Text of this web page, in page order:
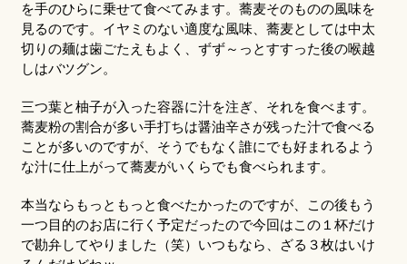
を手のひらに乗せて食べてみます。蕎麦そのものの風味を
見るのです。イヤミのない適度な風味、蕎麦としては中太
切りの麺は歯ごたえもよく、ずず～っとすすった後の喉越
しはバツグン。
三つ葉と柚子が入った容器に汁を注ぎ、それを食べます。
蕎麦粉の割合が多い手打ちは醤油辛さが残った汁で食べる
ことが多いのですが、そうでもなく誰にでも好まれるよう
な汁に仕上がって蕎麦がいくらでも食べられます。
本当ならもっともっと食べたかったのですが、この後もう
一つ目的のお店に行く予定だったので今回はこの１杯だけ
で勘弁してやりました（笑）いつもなら、ざる３枚はいけ